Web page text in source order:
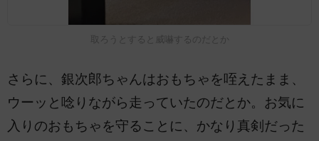
取ろうとすると威嚇するのだとか
さらに、銀次郎ちゃんはおもちゃを咥えたまま、
ウーッと唸りながら走っていたのだとか。お気に
入りのおもちゃを守ることに、かなり真剣だった